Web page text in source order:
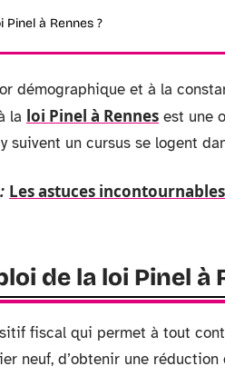
à Rennes ?
démographique et à la
la loi Pinel à Rennes est une
suivent un cursus se logent
Les astuces
de la loi Pinel à
fiscal qui permet à tout
neuf, d’obtenir une